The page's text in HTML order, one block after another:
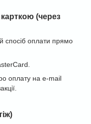
(через
спосіб оплати прямо
оплату на e-mail